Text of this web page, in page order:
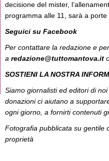
decisione del mister,
programma alle 11, sarà a porte
Seguici su Facebook
Per contattare la redazione e
a redazione@tuttomantova.it
SOSTIENI LA NOSTRA
Siamo giornalisti ed editori di
donazioni ci aiutano a
ogni giorno, a fornirti contenuti
Fotografia pubblicata su gentile
proprietà